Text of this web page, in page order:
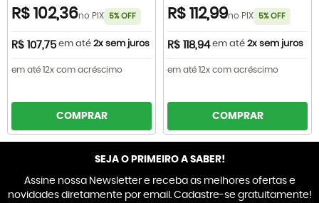
R$ 102,36no PIX 5% OFF
R$ 107,75 em até 2x sem juros
em até 12x com acréscimo
COMPRAR
R$ 112,99no PIX 5% OFF
R$ 118,94 em até 2x sem juros
em até 12x com acréscimo
COMPRAR
SEJA O PRIMEIRO A SABER!
Assine nossa Newsletter e receba as melhores ofertas e
novidades diretamente por email. Cadastre-se gratuitamente!